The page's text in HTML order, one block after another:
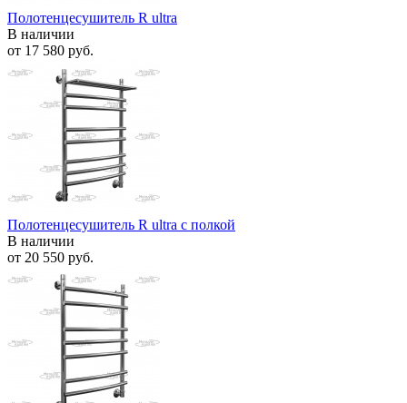
Полотенцесушитель R ultra
В наличии
от 17 580 руб.
Полотенцесушитель R ultra с полкой
В наличии
от 20 550 руб.